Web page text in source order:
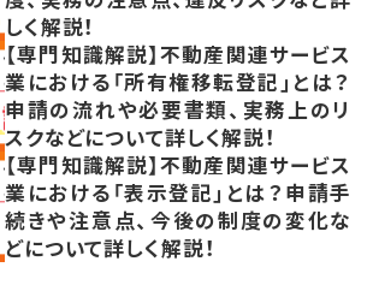
しく解説！
【専門知識解説】不動産関連サービス
業における「所有権移転登記」とは？
申請の流れや必要書類、実務上のリ
スクなどについて詳しく解説！
【専門知識解説】不動産関連サービス
業における「表示登記」とは？申請手
続きや注意点、今後の制度の変化な
どについて詳しく解説！